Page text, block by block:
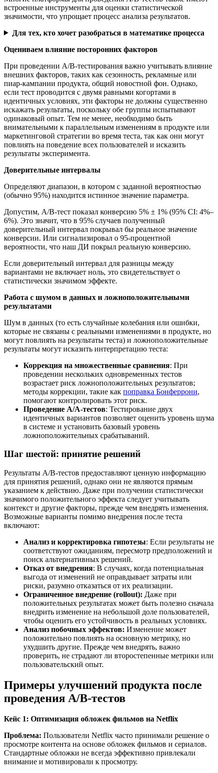
встроенные инструменты для оценки статистической
значимости, что упрощает процесс анализа результатов.
Для тех, кто хочет разобраться в математике процесса
Оцениваем влияние посторонних факторов
При проведении A/B-тестирования важно учитывать влияние
внешних факторов, таких как сезонность, рекламные или
пиар-кампании продукта, общий новостной фон. Однако,
если тест проводится с двумя равными когортами в
идентичных условиях, эти факторы не должны существенно
искажать результаты, поскольку обе группы испытывают
одинаковый опыт. Тем не менее, необходимо быть
внимательными к параллельным изменениям в продукте или
маркетинговой стратегии во время теста, так как они могут
повлиять на поведение всех пользователей и исказить
результаты эксперимента.
Доверительные интервалы
Определяют диапазон, в котором с заданной вероятностью
(обычно 95%) находится истинное значение параметра.
Допустим, A/B-тест показал конверсию 5% ± 1% (95% CI: 4%–
6%). Это значит, что в 95% случаев полученный
доверительный интервал покрывал бы реальное значение
конверсии. Или сигнализировал о 95-процентной
вероятности, что наш ДИ покрыл реальную конверсию.
Если доверительный интервал для разницы между
вариантами не включает ноль, это свидетельствует о
статистически значимом эффекте.
Работа с шумом в данных и ложноположительными
результатами
Шум в данных (то есть случайные колебания или ошибки,
которые не связаны с реальными изменениями в продукте, но
могут повлиять на результаты теста) и ложноположительные
результаты могут исказить интерпретацию теста:​
Коррекция на множественные сравнения: При
проведении нескольких одновременных тестов
возрастает риск ложноположительных результатов;
методы коррекции, такие как поправка Бонферрони,
помогают контролировать этот риск.​
Проведение A/A-тестов: Тестирование двух
идентичных вариантов позволяет оценить уровень шума
в системе и установить базовый уровень
ложноположительных срабатываний.
Шаг шестой: принятие решений
Результаты A/B-тестов предоставляют ценную информацию
для принятия решений, однако они не являются прямым
указанием к действию. Даже при получении статистически
значимого положительного эффекта следует учитывать
контекст и другие факторы, прежде чем внедрять изменения.
Возможные варианты помимо внедрения после теста
включают:​
Анализ и корректировка гипотезы: Если результаты не
соответствуют ожиданиям, пересмотр предположений и
поиск альтернативных решений.​
Отказ от внедрения: В случаях, когда потенциальная
выгода от изменений не оправдывает затраты или
риски, разумно отказаться от их реализации.
Ограниченное внедрение (rollout): Даже при
положительных результатах может быть полезно сначала
внедрить изменение на небольшой доле пользователей,
чтобы оценить его устойчивость в реальных условиях.
Анализ побочных эффектов: Изменение может
положительно повлиять на основную метрику, но
ухудшить другие. Прежде чем внедрять, важно
проверить, не страдают ли второстепенные метрики или
пользовательский опыт.
Примеры улучшений продукта после
проведения A/B-тестов
Кейс 1: Оптимизация обложек фильмов на Netflix
Проблема: Пользователи Netflix часто принимали решение о
просмотре контента на основе обложек фильмов и сериалов.
Стандартные обложки не всегда эффективно привлекали
внимание и мотивировали к просмотру.​